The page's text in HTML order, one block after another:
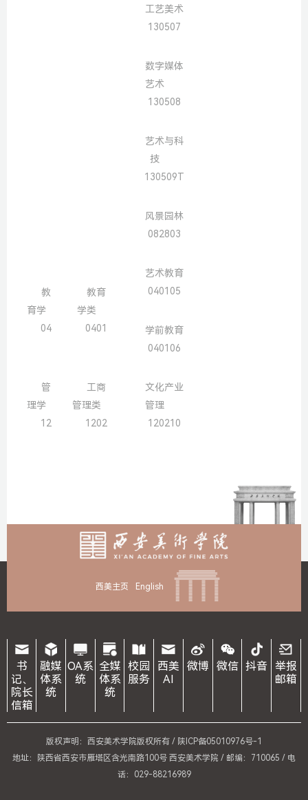
工艺美术
130507
数字媒体
艺术
130508
艺术与科
技
130509T
风景园林
082803
教
育学
04
教育
学类
0401
艺术教育
040105
学前教育
040106
管
理学
12
工商
管理类
1202
文化产业
管理
120210
西美主页 English
书
记、
院长
信箱
融媒
体系
统
OA系
统
全媒
体系
统
校园
服务
西美
AI
微博 微信 抖音 举报
邮箱
版权声明：西安美术学院版权所有 / 陕ICP备05010976号-1
地址：陕西省西安市雁塔区含光南路100号 西安美术学院 / 邮编：710065 / 电
话：029-88216989